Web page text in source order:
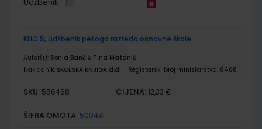
KLIO 5; udžbenik petoga razreda osnovne škole
Autor(i): Sonja Bančić Tina Matanić
Nakladnik: ŠKOLSKA KNJIGA d.d. Registarski broj ministarstva: 6468
SKU: 556468 CIJENA: 12,33 €
ŠIFRA OMOTA: 500431